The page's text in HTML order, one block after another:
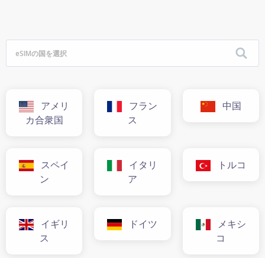
アメリ
カ合衆国
フラン
ス
中国
スペイ
ン
イタリ
ア
トルコ
イギリ
ス
ドイツ
メキシ
コ